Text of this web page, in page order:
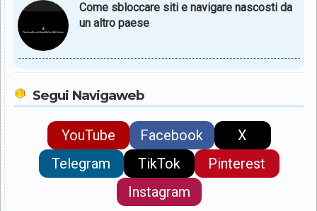
Come sbloccare siti e navigare nascosti da
un altro paese
Segui Navigaweb
YouTube Facebook
X
Telegram
TikTok
Pinterest
Instagram